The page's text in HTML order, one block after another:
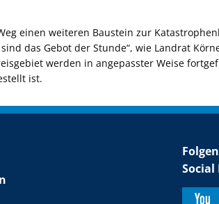
einen weiteren Baustein zur
das Gebot der Stunde“, wie Landrat
werden in angepasster Weise
ist.
Social